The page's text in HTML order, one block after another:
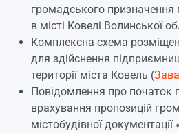
громадського призначення
в місті Ковелі Волинської
Комплексна схема
для здійснення
території міста Ковель (
Повідомлення про початок
врахування пропозицій
містобудівної